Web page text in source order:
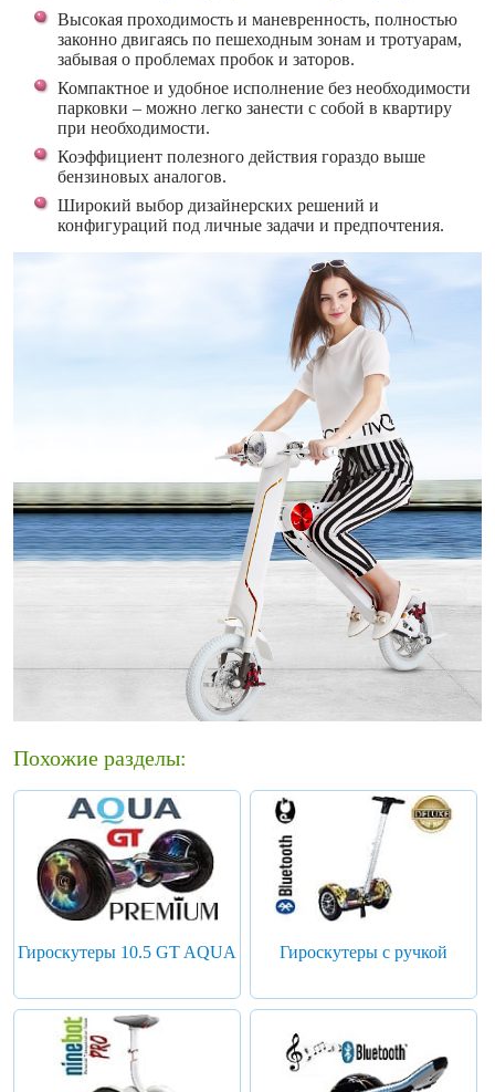
Высокая проходимость и маневренность, полностью
законно двигаясь по пешеходным зонам и тротуарам,
забывая о проблемах пробок и заторов.
Компактное и удобное исполнение без необходимости
парковки – можно легко занести с собой в квартиру
при необходимости.
Коэффициент полезного действия гораздо выше
бензиновых аналогов.
Широкий выбор дизайнерских решений и
конфигураций под личные задачи и предпочтения.
Похожие разделы:
Гироскутеры 10.5 GT AQUA Гироскутеры с ручкой